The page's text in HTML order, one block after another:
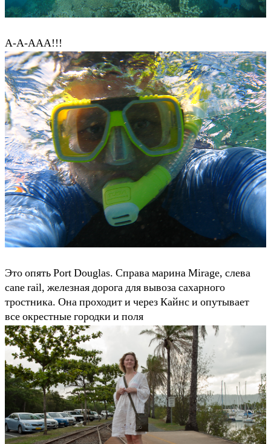
А-А-ААА!!!
Это опять Port Douglas. Справа марина Mirage, слева
cane rail, железная дорога для вывоза сахарного
тростника. Она проходит и через Кайнс и опутывает
все окрестные городки и поля